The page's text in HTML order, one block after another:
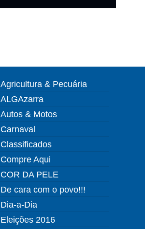
Agricultura & Pecuária
ALGAzarra
Autos & Motos
Carnaval
Classificados
Compre Aqui
COR DA PELE
De cara com o povo!!!
Dia-a-Dia
Eleições 2016